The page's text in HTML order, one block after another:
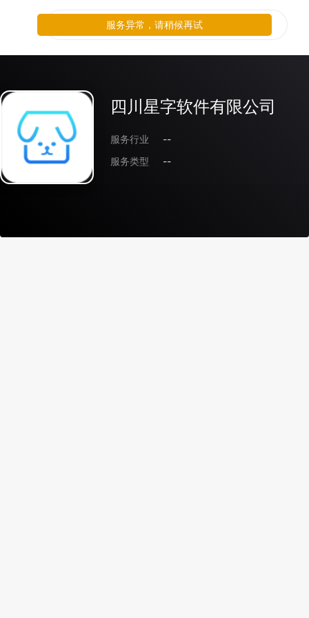
四川星字软件有限公司
服务行业
--
服务类型
--
服务异常，请稍候再试